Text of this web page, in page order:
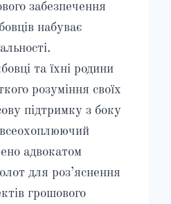
забезпечення
набуває
та їхні родини
розуміння своїх
підтримку з боку
адвокатом
для роз’яснення
грошового